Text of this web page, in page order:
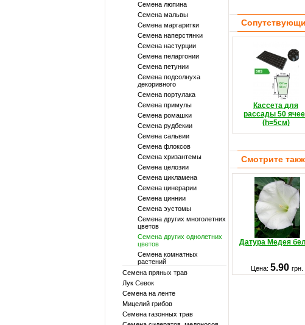
Семена люпина
Семена мальвы
Семена маргаритки
Семена наперстянки
Семена настурции
Семена пеларгонии
Семена петунии
Семена подсолнуха
декоривного
Семена портулака
Семена примулы
Семена ромашки
Семена рудбекии
Семена сальвии
Семена флоксов
Семена хризантемы
Семена целозии
Семена цикламена
Семена цинерарии
Семена циннии
Семена эустомы
Семена других многолетних
цветов
Семена других однолетних
цветов
Семена комнатных
растений
Семена пряных трав
Лук Севок
Семена на ленте
Мицелий грибов
Семена газонных трав
Кассета для
рассады 50
(h=5см)
Смотрите
Датура Медея
Цена: 5.90 грн.